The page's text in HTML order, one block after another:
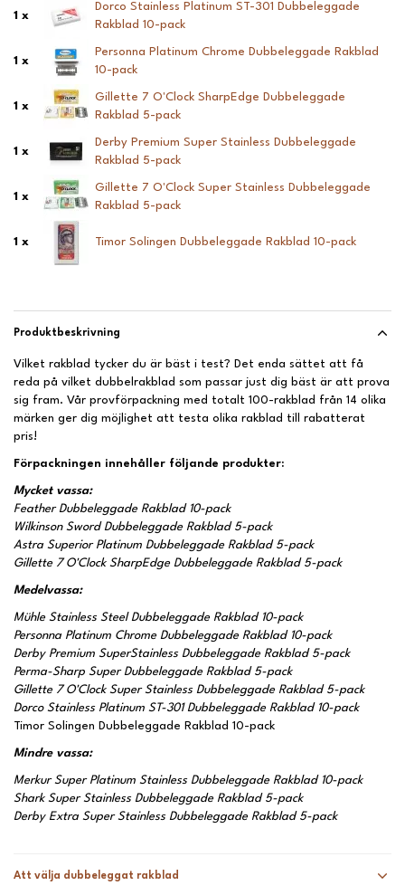
1 x
Dorco Stainless Platinum ST-301 Dubbeleggade
Rakblad 10-pack
1 x
Personna Platinum Chrome Dubbeleggade Rakblad
10-pack
1 x
Gillette 7 O'Clock SharpEdge Dubbeleggade
Rakblad 5-pack
1 x
Derby Premium Super Stainless Dubbeleggade
Rakblad 5-pack
1 x
Gillette 7 O'Clock Super Stainless Dubbeleggade
Rakblad 5-pack
1 x Timor Solingen Dubbeleggade Rakblad 10-pack
Produktbeskrivning
Att välja dubbeleggat rakblad
Vilket rakblad tycker du är bäst i test? Det enda sättet att få
reda på vilket dubbelrakblad som passar just dig bäst är att prova
sig fram. Vår provförpackning med totalt 100-rakblad från 14 olika
märken ger dig möjlighet att testa olika rakblad till rabatterat
pris!
Förpackningen innehåller följande produkter:
Mycket vassa:
Feather Dubbeleggade Rakblad 10-pack
Wilkinson Sword Dubbeleggade Rakblad 5-pack
Astra Superior Platinum Dubbeleggade Rakblad 5-pack
Gillette 7 O'Clock SharpEdge Dubbeleggade Rakblad 5-pack
Medelvassa:
Mühle Stainless Steel Dubbeleggade Rakblad 10-pack
Personna Platinum Chrome Dubbeleggade Rakblad 10-pack
Derby Premium SuperStainless Dubbeleggade Rakblad 5-pack
Perma-Sharp Super Dubbeleggade Rakblad 5-pack
Gillette 7 O'Clock Super Stainless Dubbeleggade Rakblad 5-pack
Dorco Stainless Platinum ST-301 Dubbeleggade Rakblad 10-pack
Timor Solingen Dubbeleggade Rakblad 10-pack
Mindre vassa:
Merkur Super Platinum Stainless Dubbeleggade Rakblad 10-pack
Shark Super Stainless Dubbeleggade Rakblad 5-pack
Derby Extra Super Stainless Dubbeleggade Rakblad 5-pack